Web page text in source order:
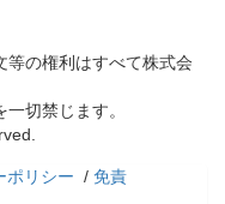
等の権利はすべて株式会
切禁じます。
ポリシー / 免責